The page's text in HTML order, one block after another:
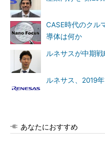
CASE時代のクル
導体は何か
ルネサスが中期
ルネサス、2019
あなたにおすすめ